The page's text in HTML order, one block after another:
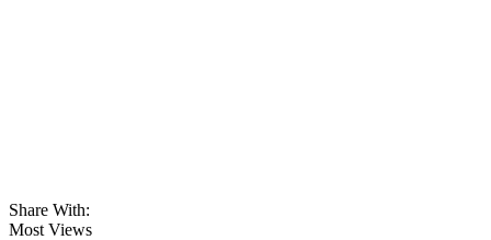
Share With:
Most Views